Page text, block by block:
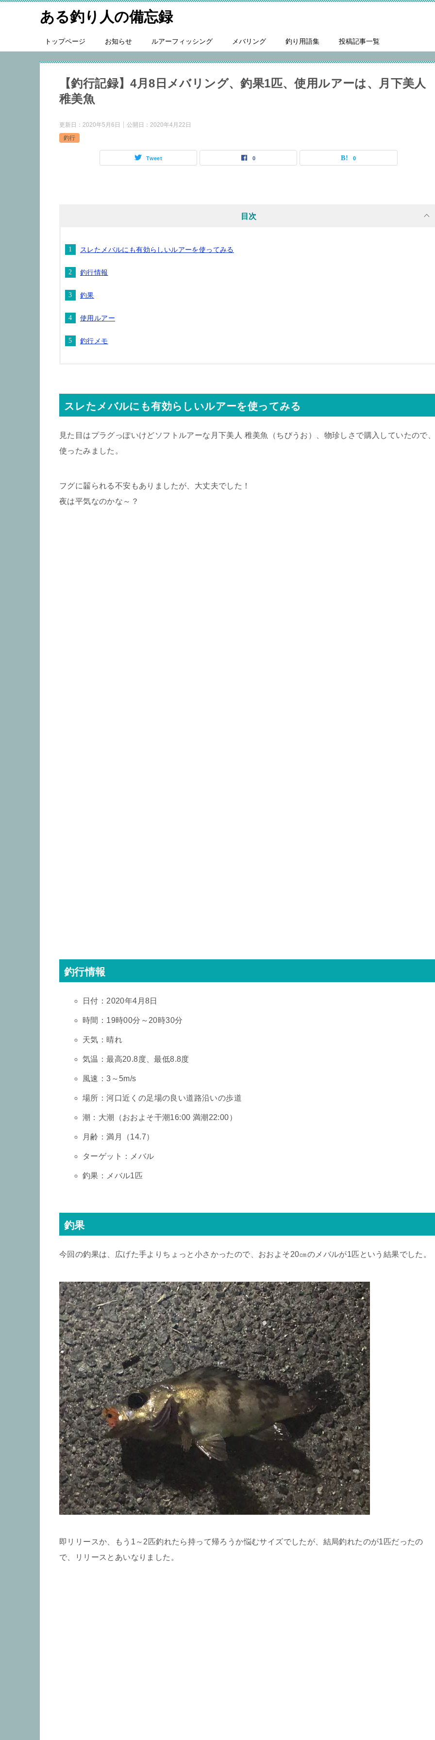
ある釣り人の備忘録
トップページ お知らせ ルアーフィッシング メバリング 釣り用語集 投稿記事一覧
【釣行記録】4月8日メバリング、釣果1匹、使用ルアーは、月下美人
稚美魚
更新日： 2020年5月6日 公開日： 2020年4月22日
釣行
Tweet 0 0
目次
スレたメバルにも有効らしいルアーを使ってみる
釣行情報
釣果
使用ルアー
釣行メモ
スレたメバルにも有効らしいルアーを使ってみる
見た目はプラグっぽいけどソフトルアーな月下美人 稚美魚（ちびうお）、物珍しさで購入していたので
使ったみました。
フグに齧られる不安もありましたが、大丈夫でした！
夜は平気なのかな～？
釣行情報
日付：2020年4月8日
時間：19時00分～20時30分
天気：晴れ
気温：最高20.8度、最低8.8度
風速：3～5m/s
場所：河口近くの足場の良い道路沿いの歩道
潮：大潮（おおよそ干潮16:00 満潮22:00）
月齢：満月（14.7）
ターゲット：メバル
釣果：メバル1匹
釣果
今回の釣果は、広げた手よりちょっと小さかったので、おおよそ20㎝のメバルが1匹という結果でした。
即リリースか、もう1～2匹釣れたら持って帰ろうか悩むサイズでしたが、結局釣れたのが1匹だったの
で、リリースとあいなりました。